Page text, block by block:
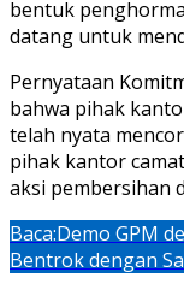
bentuk
datang untuk
Pernyataan
bahwa pihak
telah nyata
pihak kantor
aksi pembersihan
Baca:Demo GPM
Bentrok dengan